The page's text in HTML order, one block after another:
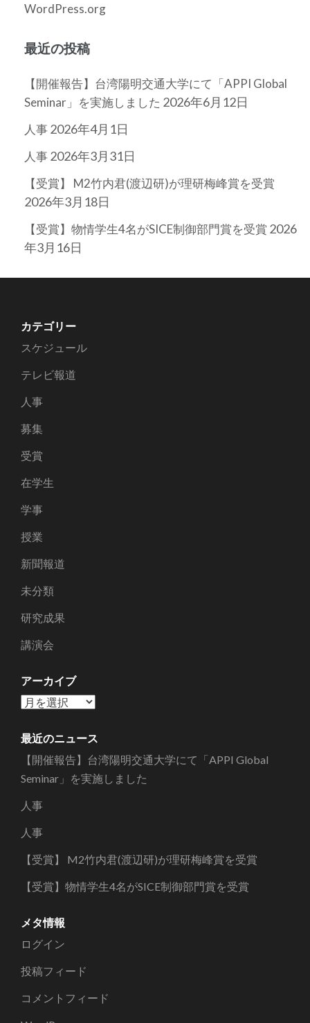
WordPress.org
最近の投稿
【開催報告】台湾陽明交通大学にて「APPI Global
Seminar」を実施しました 2026年6月12日
人事2026年4月1日
人事2026年3月31日
【受賞】 M2竹内君(渡辺研)が理研梅峰賞を受賞
2026年3月18日
【受賞】物情学生4名がSICE制御部門賞を受賞 2026
年3月16日
カテゴリー
スケジュール
テレビ報道
人事
募集
受賞
在学生
学事
授業
新聞報道
未分類
研究成果
講演会
アーカイブ
ア
カ
イ
ブ
最近のニュース
【開催報告】台湾陽明交通大学にて「APPI Global
Seminar」を実施しました
人事
人事
【受賞】 M2竹内君(渡辺研)が理研梅峰賞を受賞
【受賞】物情学生4名がSICE制御部門賞を受賞
メタ情報
ログイン
投稿フィード
コメントフィード